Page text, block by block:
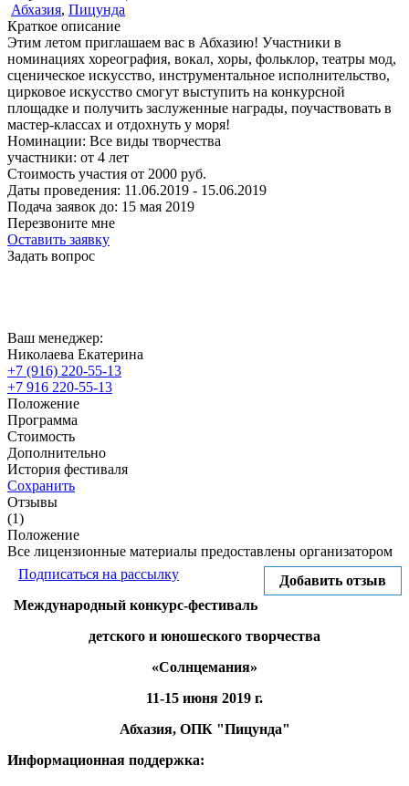
Абхазия, Пицунда
Краткое описание
Этим летом приглашаем вас в Абхазию! Участники в
номинациях хореография, вокал, хоры, фольклор, театры мод,
сценическое искусство, инструментальное исполнительство,
цирковое искусство смогут выступить на конкурсной
площадке и получить заслуженные награды, поучаствовать в
мастер-классах и отдохнуть у моря!
Номинации: Все виды творчества
участники: от 4 лет
Стоимость участия от 2000 руб.
Даты проведения: 11.06.2019 - 15.06.2019
Подача заявок до: 15 мая 2019
Перезвоните мне
Оставить заявку
Задать вопрос
Ваш менеджер:
Николаева Екатерина
+7 (916) 220-55-13
+7 916 220-55-13
Положение
Программа
Стоимость
Дополнительно
История фестиваля
Сохранить
Отзывы
(1)
Положение
Все лицензионные материалы предоставлены организатором
Добавить отзыв
Подписаться на рассылку
Международный конкурс-фестиваль
детского и юношеского творчества
«Солнцемания»
11-15 июня 2019 г.
Абхазия, ОПК "Пицунда"
Информационная поддержка: